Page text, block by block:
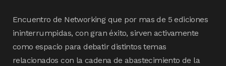
Encuentro de Networking que por mas de 5 ediciones
ininterrumpidas, con gran éxito, sirven activamente
como espacio para debatir distintos temas
relacionados con la cadena de abastecimiento de la